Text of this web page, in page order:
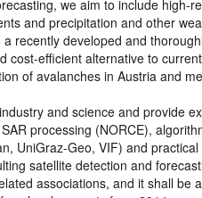
we aim to include high-
and precipitation and other
recently developed and
cost-efficient alternative to
of avalanches in Austria and
and science and provide
processing (NORCE),
UniGraz-Geo, VIF) and
satellite detection and
associations, and it shall be